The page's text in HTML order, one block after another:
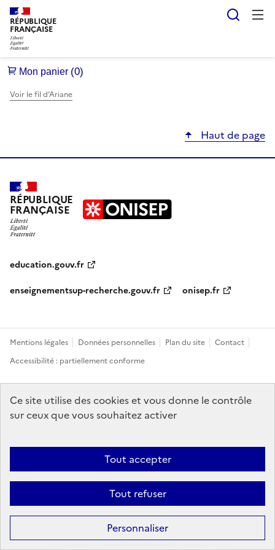
Ce site utilise des cookies et vous donne le contrôle
sur ceux que vous souhaitez activer
Tout accepter
Tout refuser
Personnaliser
RÉPUBLIQUE
FRANÇAISE
Voir le fil d’Ariane
Haut de page
RÉPUBLIQUE
FRANÇAISE
education.gouv.fr
enseignementsup-recherche.gouv.fr
onisep.fr
Mentions légales Données personnelles Plan du site
Contact
Accessibilité : partiellement conforme
les contenus de ce site sont proposés souslicence etalab-2.0